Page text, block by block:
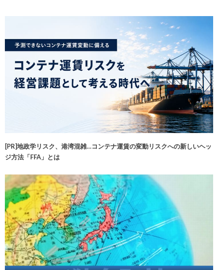
[PR]地政学リスク、港湾混雑…コンテナ運賃の変動リスクへの新しいヘッ
ジ方法「FFA」とは